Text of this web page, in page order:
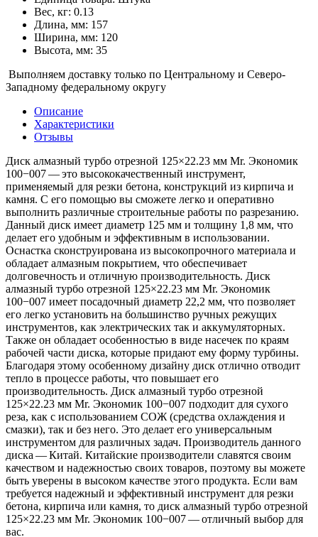
Вес, кг: 0.13
Длина, мм: 157
Ширина, мм: 120
Высота, мм: 35
Выполняем доставку только по Центральному и Северо-
Западному федеральному округу
Описание
Характеристики
Отзывы
Диск алмазный турбо отрезной 125×22.23 мм Mr. Экономик
100−007 — это высококачественный инструмент,
применяемый для резки бетона, конструкций из кирпича и
камня. С его помощью вы сможете легко и оперативно
выполнить различные строительные работы по разрезанию.
Данный диск имеет диаметр 125 мм и толщину 1,8 мм, что
делает его удобным и эффективным в использовании.
Оснастка сконструирована из высокопрочного материала и
обладает алмазным покрытием, что обеспечивает
долговечность и отличную производительность. Диск
алмазный турбо отрезной 125×22.23 мм Mr. Экономик
100−007 имеет посадочный диаметр 22,2 мм, что позволяет
его легко установить на большинство ручных режущих
инструментов, как электрических так и аккумуляторных.
Также он обладает особенностью в виде насечек по краям
рабочей части диска, которые придают ему форму турбины.
Благодаря этому особенному дизайну диск отлично отводит
тепло в процессе работы, что повышает его
производительность. Диск алмазный турбо отрезной
125×22.23 мм Mr. Экономик 100−007 подходит для сухого
реза, как с использованием СОЖ (средства охлаждения и
смазки), так и без него. Это делает его универсальным
инструментом для различных задач. Производитель данного
диска — Китай. Китайские производители славятся своим
качеством и надежностью своих товаров, поэтому вы можете
быть уверены в высоком качестве этого продукта. Если вам
требуется надежный и эффективный инструмент для резки
бетона, кирпича или камня, то диск алмазный турбо отрезной
125×22.23 мм Mr. Экономик 100−007 — отличный выбор для
вас.